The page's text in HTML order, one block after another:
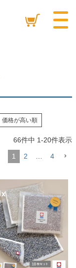
価格が高い順
66件中 1-20件表示
1 2 … 4